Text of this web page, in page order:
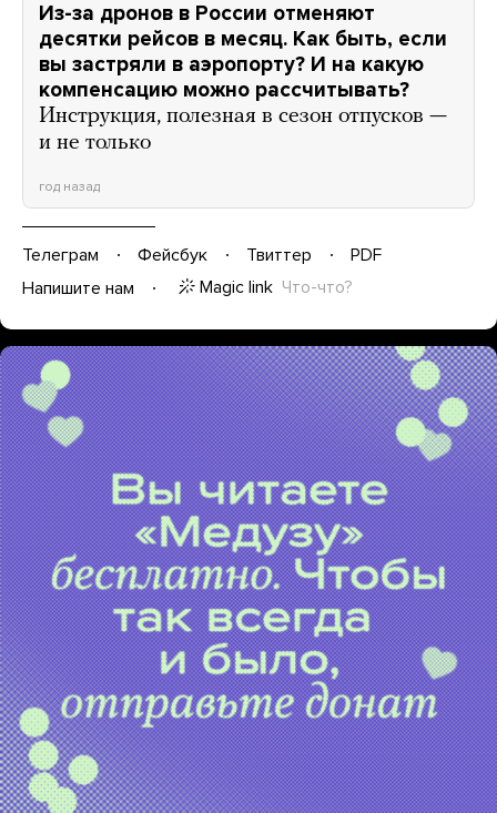
Из-за дронов в России отменяют
десятки рейсов в месяц. Как быть, если
вы застряли в аэропорту? И на какую
компенсацию можно рассчитывать?
Инструкция, полезная в сезон отпусков —
и не только
год назад
Телеграм Фейсбук Твиттер
PDF
Напишите нам
Magic link Что-что?